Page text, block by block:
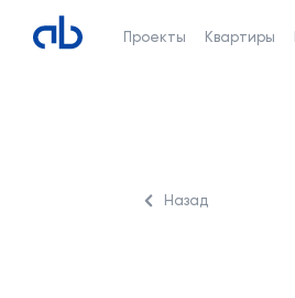
Проекты Квартиры
Назад